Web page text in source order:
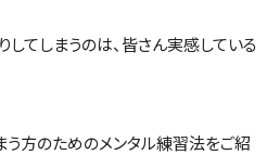
してしまうのは、皆さん実感している
う方のためのメンタル練習法をご紹